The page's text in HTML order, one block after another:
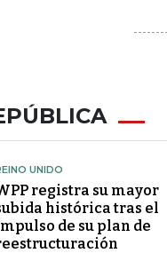
UNIDO
registra su mayor
histórica tras el
de su plan de